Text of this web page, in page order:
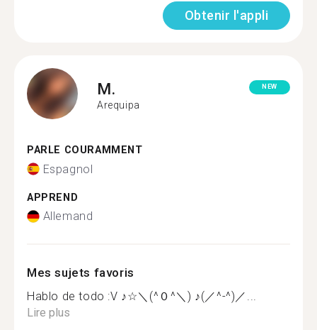
Obtenir l'appli
M.
Arequipa
NEW
PARLE COURAMMENT
Espagnol
APPREND
Allemand
Mes sujets favoris
Hablo de todo :V ♪☆＼(^０^＼) ♪(／^-^)／...
Lire plus